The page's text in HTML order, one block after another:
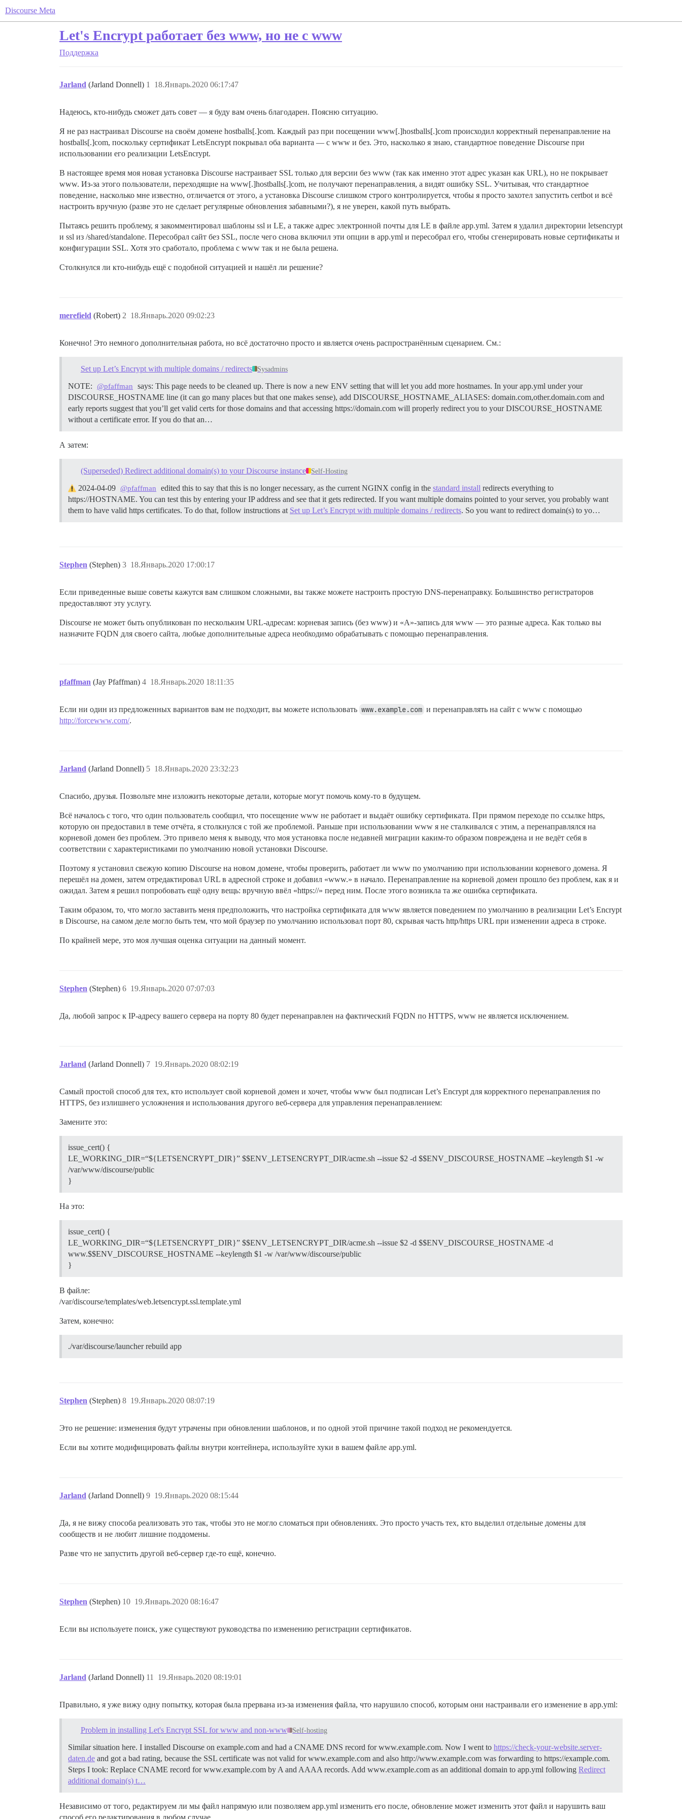
Discourse Meta
Let's Encrypt работает без www, но не с www
Поддержка
Jarland (Jarland Donnell) 18.Январь.2020 06:17:47
1
Надеюсь, кто-нибудь сможет дать совет — я буду вам очень благодарен. Поясню ситуацию.
Я не раз настраивал Discourse на своём домене hostballs[.]com. Каждый раз при посещении www[.]hostballs[.]com происходил корректный перенаправление на
hostballs[.]com, поскольку сертификат LetsEncrypt покрывал оба варианта — с www и без. Это, насколько я знаю, стандартное поведение Discourse при
использовании его реализации LetsEncrypt.
В настоящее время моя новая установка Discourse настраивает SSL только для версии без www (так как именно этот адрес указан как URL), но не покрывает
www. Из-за этого пользователи, переходящие на www[.]hostballs[.]com, не получают перенаправления, а видят ошибку SSL. Учитывая, что стандартное
поведение, насколько мне известно, отличается от этого, а установка Discourse слишком строго контролируется, чтобы я просто захотел запустить certbot и всё
настроить вручную (разве это не сделает регулярные обновления забавными?), я не уверен, какой путь выбрать.
Пытаясь решить проблему, я закомментировал шаблоны ssl и LE, а также адрес электронной почты для LE в файле app.yml. Затем я удалил директории letsencrypt
и ssl из /shared/standalone. Пересобрал сайт без SSL, после чего снова включил эти опции в app.yml и пересобрал его, чтобы сгенерировать новые сертификаты и
конфигурации SSL. Хотя это сработало, проблема с www так и не была решена.
Столкнулся ли кто-нибудь ещё с подобной ситуацией и нашёл ли решение?
merefield (Robert) 18.Январь.2020 09:02:23
2
Конечно! Это немного дополнительная работа, но всё достаточно просто и является очень распространённым сценарием. См.:
Set up Let’s Encrypt with multiple domains / redirects Sysadmins
NOTE: @pfaffman
says: This page needs to be cleaned up. There is now a new ENV setting that will let you add more hostnames. In your app.yml under your
DISCOURSE_HOSTNAME line (it can go many places but that one makes sense), add DISCOURSE_HOSTNAME_ALIASES: domain.com,other.domain.com and
early reports suggest that you’ll get valid certs for those domains and that accessing https://domain.com will properly redirect you to your DISCOURSE_HOSTNAME
without a certificate error. If you do that an…
А затем:
(Superseded) Redirect additional domain(s) to your Discourse instance Self-Hosting
2024-04-09 @pfaffman edited this to say that this is no longer necessary, as the current NGINX config in thestandard install redirects everything to
https://HOSTNAME. You can test this by entering your IP address and see that it gets redirected. If you want multiple domains pointed to your server, you probably want
them to have valid https certificates. To do that, follow instructions at Set up Let’s Encrypt with multiple domains / redirects. So you want to redirect domain(s) to yo…
Stephen (Stephen) 18.Январь.2020 17:00:17
3
Если приведенные выше советы кажутся вам слишком сложными, вы также можете настроить простую DNS-перенаправку. Большинство регистраторов
предоставляют эту услугу.
Discourse не может быть опубликован по нескольким URL-адресам: корневая запись (без www) и «A»-запись для www — это разные адреса. Как только вы
назначите FQDN для своего сайта, любые дополнительные адреса необходимо обрабатывать с помощью перенаправления.
pfaffman (Jay Pfaffman) 18.Январь.2020 18:11:35
4
Если ни один из предложенных вариантов вам не подходит, вы можете использовать www.example.com и перенаправлять на сайт с www с помощью
http://forcewww.com/.
Jarland (Jarland Donnell) 18.Январь.2020 23:32:23
5
Спасибо, друзья. Позвольте мне изложить некоторые детали, которые могут помочь кому-то в будущем.
Всё началось с того, что один пользователь сообщил, что посещение www не работает и выдаёт ошибку сертификата. При прямом переходе по ссылке https,
которую он предоставил в теме отчёта, я столкнулся с той же проблемой. Раньше при использовании www я не сталкивался с этим, а перенаправлялся на
корневой домен без проблем. Это привело меня к выводу, что моя установка после недавней миграции каким-то образом повреждена и не ведёт себя в
соответствии с характеристиками по умолчанию новой установки Discourse.
Поэтому я установил свежую копию Discourse на новом домене, чтобы проверить, работает ли www по умолчанию при использовании корневого домена. Я
перешёл на домен, затем отредактировал URL в адресной строке и добавил «www.» в начало. Перенаправление на корневой домен прошло без проблем, как я и
ожидал. Затем я решил попробовать ещё одну вещь: вручную ввёл «https://» перед ним. После этого возникла та же ошибка сертификата.
Таким образом, то, что могло заставить меня предположить, что настройка сертификата для www является поведением по умолчанию в реализации Let’s Encrypt
в Discourse, на самом деле могло быть тем, что мой браузер по умолчанию использовал порт 80, скрывая часть http/https URL при изменении адреса в строке.
По крайней мере, это моя лучшая оценка ситуации на данный момент.
Stephen (Stephen) 19.Январь.2020 07:07:03
6
Да, любой запрос к IP-адресу вашего сервера на порту 80 будет перенаправлен на фактический FQDN по HTTPS, www не является исключением.
Jarland (Jarland Donnell) 19.Январь.2020 08:02:19
7
Самый простой способ для тех, кто использует свой корневой домен и хочет, чтобы www был подписан Let’s Encrypt для корректного перенаправления по
HTTPS, без излишнего усложнения и использования другого веб-сервера для управления перенаправлением:
Замените это:
issue_cert() {
LE_WORKING_DIR=“${LETSENCRYPT_DIR}” $$ENV_LETSENCRYPT_DIR/acme.sh --issue $2 -d $$ENV_DISCOURSE_HOSTNAME --keylength $1 -w
/var/www/discourse/public
}
На это:
issue_cert() {
LE_WORKING_DIR=“${LETSENCRYPT_DIR}” $$ENV_LETSENCRYPT_DIR/acme.sh --issue $2 -d $$ENV_DISCOURSE_HOSTNAME -d
www.$$ENV_DISCOURSE_HOSTNAME --keylength $1 -w /var/www/discourse/public
}
В файле:
/var/discourse/templates/web.letsencrypt.ssl.template.yml
Затем, конечно:
./var/discourse/launcher rebuild app
Stephen (Stephen) 19.Январь.2020 08:07:19
8
Это не решение: изменения будут утрачены при обновлении шаблонов, и по одной этой причине такой подход не рекомендуется.
Если вы хотите модифицировать файлы внутри контейнера, используйте хуки в вашем файле app.yml.
Jarland (Jarland Donnell) 19.Январь.2020 08:15:44
9
Да, я не вижу способа реализовать это так, чтобы это не могло сломаться при обновлениях. Это просто участь тех, кто выделил отдельные домены для
сообществ и не любит лишние поддомены.
Разве что не запустить другой веб-сервер где-то ещё, конечно.
Stephen (Stephen) 19.Январь.2020 08:16:47
10
Если вы используете поиск, уже существуют руководства по изменению регистрации сертификатов.
Jarland (Jarland Donnell) 19.Январь.2020 08:19:01
11
Правильно, я уже вижу одну попытку, которая была прервана из-за изменения файла, что нарушило способ, которым они настраивали его изменение в app.yml:
Problem in installing Let's Encrypt SSL for www and non-www Self-hosting
Similar situation here. I installed Discourse on example.com and had a CNAME DNS record for www.example.com. Now I went to https://check-your-website.server-
daten.de and got a bad rating, because the SSL certificate was not valid for www.example.com and also http://www.example.com was forwarding to https://example.com.
Steps I took: Replace CNAME record for www.example.com by A and AAAA records. Add www.example.com as an additional domain to app.yml following Redirect
additional domain(s) t…
Независимо от того, редактируем ли мы файл напрямую или позволяем app.yml изменить его после, обновление может изменить этот файл и нарушить ваш